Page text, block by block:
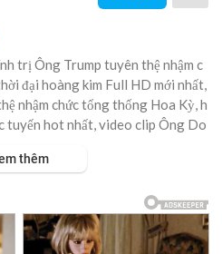
trị Ông Trump tuyên thệ nhậm c
đại hoàng kim Full HD mới nhất,
nhậm chức tổng thống Hoa Kỳ, h
tuyến hot nhất, video clip Ông Do
Washington), ông Donald Trump
của Mỹ, cam kết đặt tổ quốc lên
của mình là “Ngày giải phóng”.
thêm